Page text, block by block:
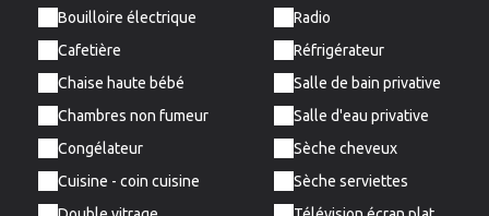
Bouilloire électrique
Cafetière
Chaise haute bébé
Chambres non fumeur
Congélateur
Cuisine - coin cuisine
Radio
Réfrigérateur
Salle de bain privative
Salle d'eau privative
Sèche cheveux
Sèche serviettes